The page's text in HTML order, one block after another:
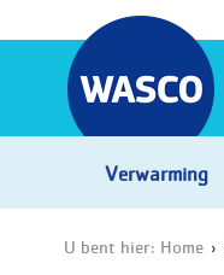
Verwarming
U bent hier: Home